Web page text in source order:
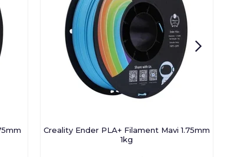
Creality Ender PLA+ Filament Mavi 1.75mm
1kg